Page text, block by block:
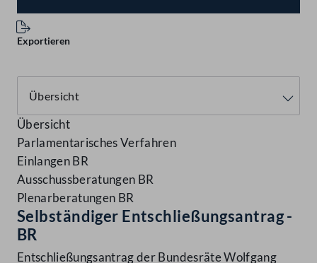
Exportieren
Übersicht
Parlamentarisches Verfahren
Einlangen BR
Ausschussberatungen BR
Plenarberatungen BR
Selbständiger Entschließungsantrag -
BR
Entschließungsantrag der Bundesräte Wolfgang